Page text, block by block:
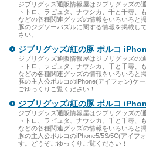
ジブリグッズ通販情報屋はジブリグッズの
トトロ、ラピュタ、ナウシカ、千と千尋、
などの各種関連グッズの情報をいろいろと
豚のジグソーパズルに関する情報を掲載し
さい。
ジブリグッズ/紅の豚 ポルコ
ジブリグッズ通販情報屋はジブリグッズの
トトロ、ラピュタ、ナウシカ、千と千尋、
などの各種関連グッズの情報をいろいろと
豚の主人公ポルコのiPhone(アイフォン)ケ
ごゆっくりご覧ください！
ジブリグッズ/紅の豚 ポルコ
ジブリグッズ通販情報屋はジブリグッズの
トトロ、ラピュタ、ナウシカ、千と千尋、
などの各種関連グッズの情報をいろいろと
豚の主人公ポルコのiPhone5/5S/5C(アイフ
す。どうぞごゆっくりご覧ください！